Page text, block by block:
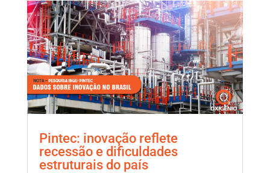
Pintec: inovação reflete
recessão e dificuldades
estruturais do país